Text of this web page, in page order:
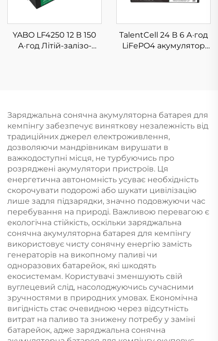
подорожей, ноутбуків,
копіювання UPS
YABO LF4250 12 В 150
А·год Літій-залізо-
TalentCell 24 В 6 А·год
LiFePO4 акумулятор
акумулятор для
електромотора,
будинку на колесах,
кемпінгу
Заряджальна сонячна акумуляторна батарея для
кемпінгу забезпечує виняткову незалежність від
традиційних джерел електроживлення,
дозволяючи мандрівникам вирушати в
важкодоступні місця, не турбуючись про
розряджені акумулятори пристроїв. Ця
енергетична автономність усуває необхідність
скорочувати подорожі або шукати цивілізацію
лише задля підзарядки, значно подовжуючи час
перебування на природі. Важливою перевагою є
екологічна стійкість, оскільки заряджальна
сонячна акумуляторна батарея для кемпінгу
використовує чисту сонячну енергію замість
генераторів на викопному паливі чи
одноразових батарейок, які шкодять
екосистемам. Користувачі зменшують свій
вуглецевий слід, насолоджуючись сучасними
зручностями в природних умовах. Економічна
вигідність стає очевидною через відсутність
витрат на паливо та знижену потребу у заміні
батарейок, адже заряджальна сонячна